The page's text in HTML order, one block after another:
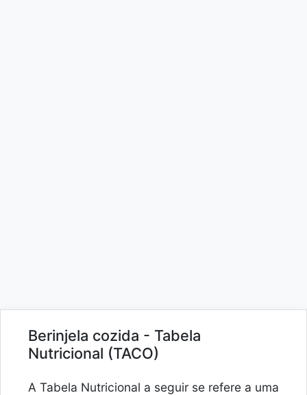
Berinjela cozida - Tabela
Nutricional (TACO)
A Tabela Nutricional a seguir se refere a uma